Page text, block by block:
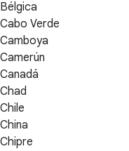
Bélgica
Cabo Verde
Camboya
Camerún
Canadá
Chad
Chile
China
Chipre